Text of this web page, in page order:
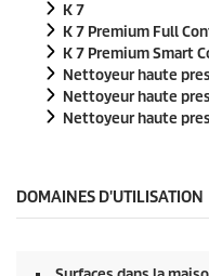
K 7
K 7 Premium Full
K 7 Premium Smart
Nettoyeur haute
Nettoyeur haute
Nettoyeur haute
DOMAINES D'UTILISATION